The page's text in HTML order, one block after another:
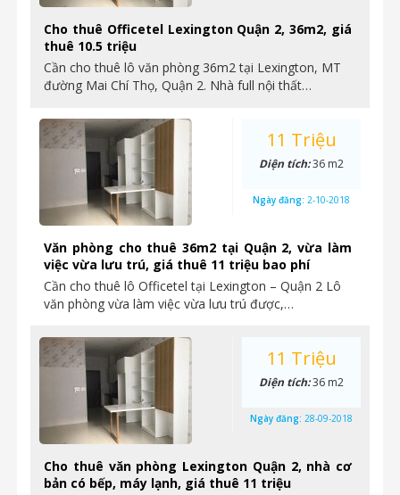
Cho thuê Officetel Lexington Quận 2, 36m2, giá
thuê 10.5 triệu
Cần cho thuê lô văn phòng 36m2 tại Lexington, MT
đường Mai Chí Thọ, Quận 2. Nhà full nội thất…
Văn phòng cho thuê 36m2 tại Quận 2, vừa làm
việc vừa lưu trú, giá thuê 11 triệu bao phí
Cần cho thuê lô Officetel tại Lexington – Quận 2 Lô
văn phòng vừa làm việc vừa lưu trú được,…
11 Triệu
Diện tích:36 m2
Ngày đăng: 2-10-2018
Cho thuê văn phòng Lexington Quận 2, nhà cơ
bản có bếp, máy lạnh, giá thuê 11 triệu
11 Triệu
Diện tích:36 m2
Ngày đăng: 28-09-2018